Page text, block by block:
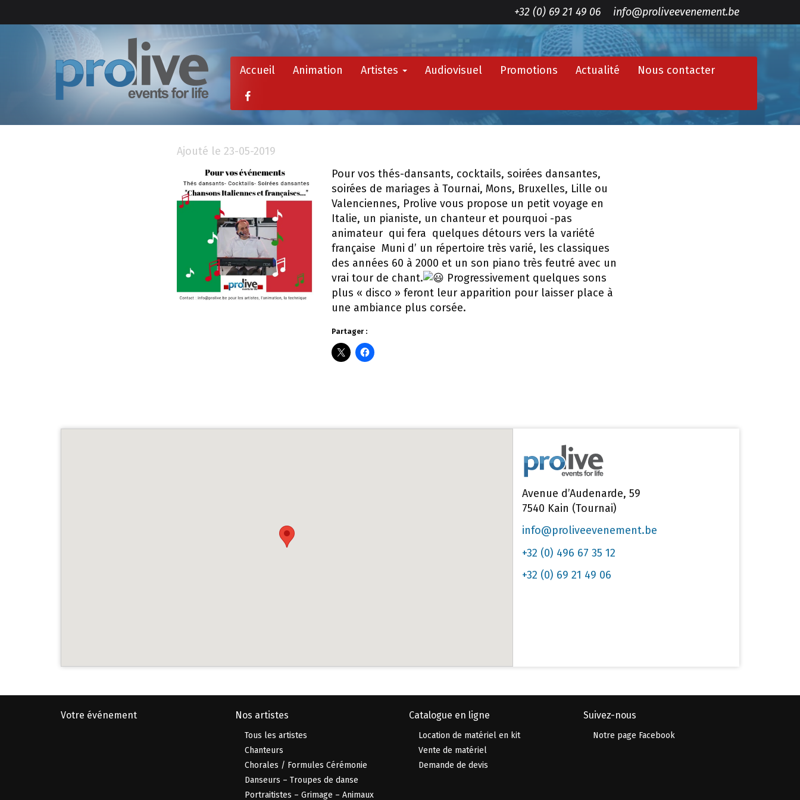
+32 (0) 69 21 49 06 info@proliveevenement.be
Accueil Animation Artistes Audiovisuel Promotions Actualité Nous contacter
Ajouté le 23-05-2019
Pour vos thés-dansants, cocktails, soirées dansantes,
soirées de mariages à Tournai, Mons, Bruxelles, Lille ou
Valenciennes, Prolive vous propose un petit voyage en
Italie, un pianiste, un chanteur et pourquoi -pas
animateur qui fera quelques détours vers la variété
française Muni d’ un répertoire très varié, les classiques
des années 60 à 2000 et un son piano très feutré avec un
vrai tour de chant.
Progressivement quelques sons
plus « disco » feront leur apparition pour laisser place à
une ambiance plus corsée.
Partager :
Avenue d’Audenarde, 59
7540 Kain (Tournai)
info@proliveevenement.be
+32 (0) 496 67 35 12
+32 (0) 69 21 49 06
Votre événement Nos artistes
Tous les artistes
Chanteurs
Chorales / Formules Cérémonie
Danseurs – Troupes de danse
Portraitistes – Grimage – Animaux
Catalogue en ligne
Location de matériel en kit
Vente de matériel
Demande de devis
Suivez-nous
Notre page Facebook